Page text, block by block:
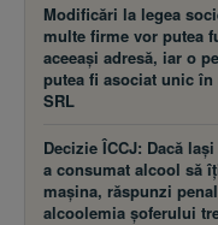
Modificări la legea
multe firme vor putea
aceeaşi adresă, iar o
putea fi asociat unic
SRL
Decizie ÎCCJ: Dacă
a consumat alcool să
maşina, răspunzi
alcoolemia şoferului